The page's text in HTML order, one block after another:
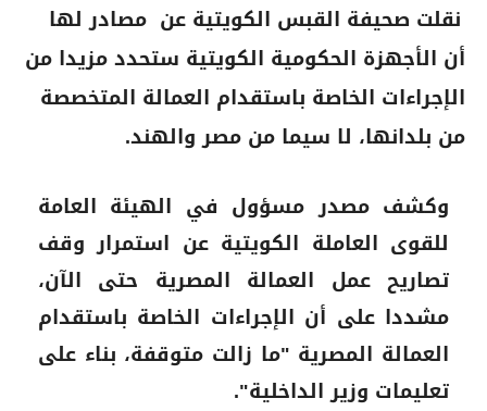
نقلت صحيفة القبس الكويتية عن مصادر لها
أن الأجهزة الحكومية الكويتية ستحدد مزيدا من
الإجراءات الخاصة باستقدام العمالة المتخصصة
من بلدانها، لا سيما من مصر والهند.
وكشف مصدر مسؤول في الهيئة العامة
للقوى العاملة الكويتية عن استمرار وقف
تصاريح عمل العمالة المصرية حتى الآن،
مشددا على أن الإجراءات الخاصة باستقدام
العمالة المصرية "ما زالت متوقفة، بناء على
تعليمات وزير الداخلية".